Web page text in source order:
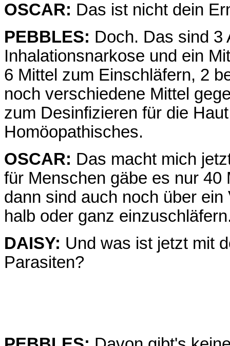
OSCAR: Das ist nicht dein
PEBBLES: Doch. Das sind 3
Inhalationsnarkose und ein
6 Mittel zum Einschläfern, 2
noch verschiedene Mittel
zum Desinfizieren für die
Homöopathisches.
OSCAR: Das macht mich
für Menschen gäbe es nur
dann sind auch noch über
halb oder ganz
DAISY: Und was ist jetzt mit
Parasiten?